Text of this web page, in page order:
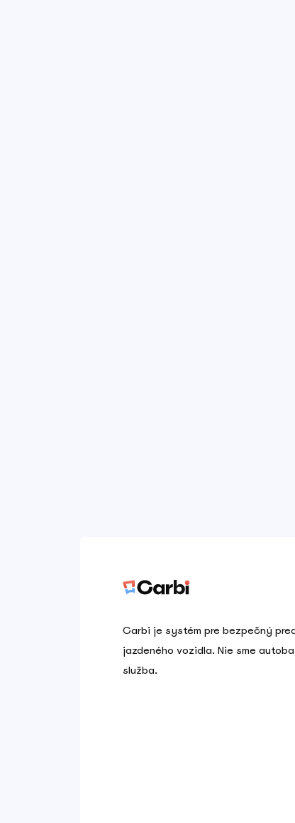
Carbi je systém pre bezpečný
jazdeného vozidla. Nie sme
služba.